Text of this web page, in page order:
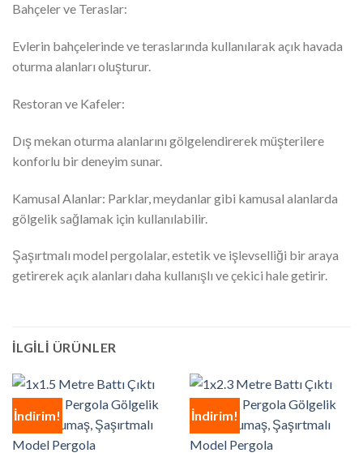
Bahçeler ve Teraslar:
Evlerin bahçelerinde ve teraslarında kullanılarak açık havada
oturma alanları oluşturur.
Restoran ve Kafeler:
Dış mekan oturma alanlarını gölgelendirerek müşterilere
konforlu bir deneyim sunar.
Kamusal Alanlar: Parklar, meydanlar gibi kamusal alanlarda
gölgelik sağlamak için kullanılabilir.
Şaşırtmalı model pergolalar, estetik ve işlevselliği bir araya
getirerek açık alanları daha kullanışlı ve çekici hale getirir.
İLGILI ÜRÜNLER
İndirim! İndirim!